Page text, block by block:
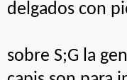
delgados con
sobre S;G la